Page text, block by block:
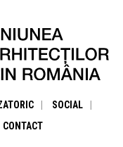
SOCIAL
CONTACT